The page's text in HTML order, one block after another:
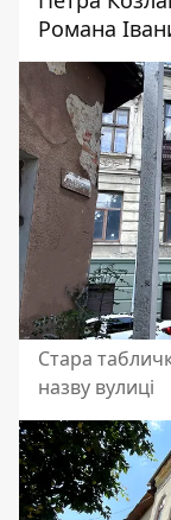
Романа
Стара
назву вулиці